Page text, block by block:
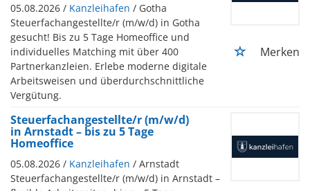
05.08.2026 / Kanzleihafen / Gotha
Steuerfachangestellte/r (m/w/d) in Gotha
gesucht! Bis zu 5 Tage Homeoffice und
individuelles Matching mit über 400
Partnerkanzleien. Erlebe moderne digitale
Arbeitsweisen und überdurchschnittliche
Vergütung.
Merken
Steuerfachangestellte/r (m/w/d)
in Arnstadt – bis zu 5 Tage
Homeoffice
05.08.2026 / Kanzleihafen / Arnstadt
Steuerfachangestellte/r (m/w/d) in Arnstadt –